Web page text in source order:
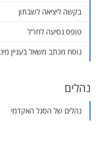
בקשה ליציאה לשבתון
טופס נסיעה לחו"ל
נוסח מכתב משאל בעניין
נהלים
נהלים של הסגל האקדמי